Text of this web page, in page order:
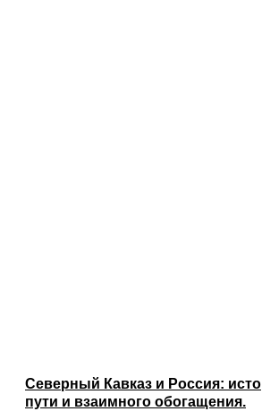
Северный Кавказ и Россия:
пути и взаимного обогащения.